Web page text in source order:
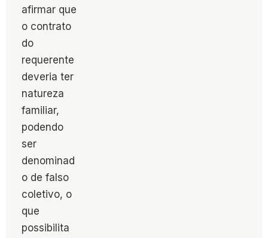
afirmar que
o contrato
do
requerente
deveria ter
natureza
familiar,
podendo
ser
denominad
o de falso
coletivo, o
que
possibilita